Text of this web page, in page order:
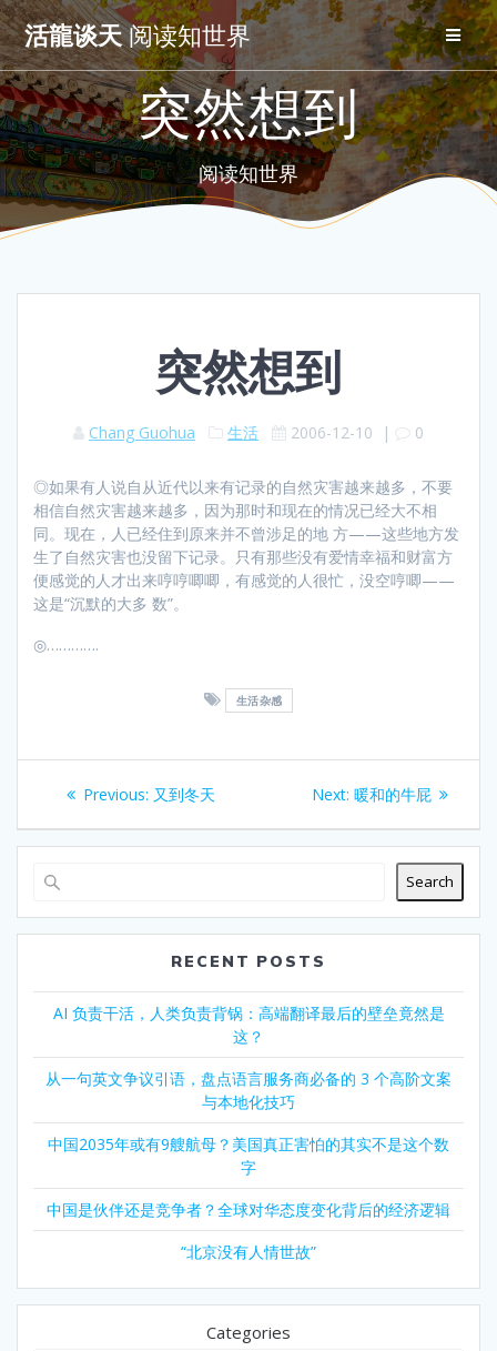
Skip
to
content
活龍谈天阅读知世界
突然想到
阅读知世界
突然想到
Chang Guohua 生活 2006-12-10 | 0
◎如果有人说自从近代以来有记录的自然灾害越来越多，不要
相信自然灾害越来越多，因为那时和现在的情况已经大不相
同。现在，人已经住到原来并不曾涉足的地 方——这些地方发
生了自然灾害也没留下记录。只有那些没有爱情幸福和财富方
便感觉的人才出来哼哼唧唧，有感觉的人很忙，没空哼唧——
这是“沉默的大多 数”。
◎………….
生活杂感
Post
navigation
Previous: Previous
又到冬天 Next: Next
暖和的牛屁
Search
RECENT POSTS
AI 负责干活，人类负责背锅：高端翻译最后的壁垒竟然是
这？
从一句英文争议引语，盘点语言服务商必备的 3 个高阶文案
与本地化技巧
中国2035年或有9艘航母？美国真正害怕的其实不是这个数
字
中国是伙伴还是竞争者？全球对华态度变化背后的经济逻辑
“北京没有人情世故”
Categories